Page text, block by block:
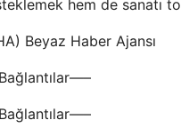
hem de sanatı
Beyaz Haber Ajansı